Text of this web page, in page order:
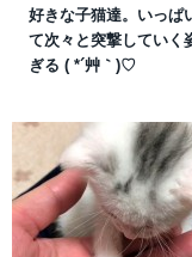
好きな子猫達。いっぱ
て次々と突撃していく
ぎる ( *´艸｀)♡